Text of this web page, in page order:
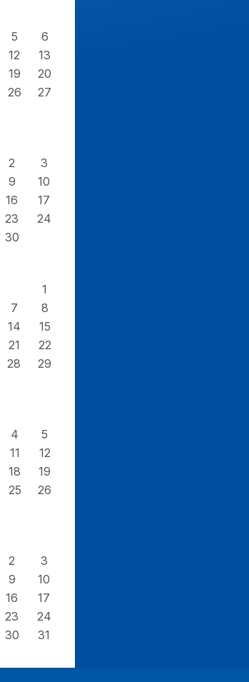
5
6
12
13
19
20
26
27
2
3
9
10
16
17
23
24
30
1
7
8
14
15
21
22
28
29
4
5
11
12
18
19
25
26
2
3
9
10
16
17
23
24
30 31